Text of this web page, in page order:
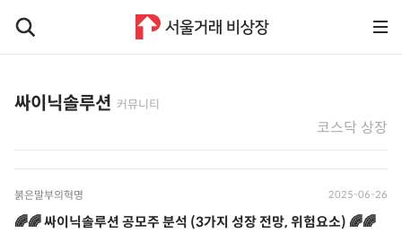
싸이닉솔루션 커뮤니티
코스닥 상장
붉은말부의혁명 2025-06-26
🌈🌈 싸이닉솔루션 공모주 분석 (3가지 성장 전망, 위험요소) 🌈🌈